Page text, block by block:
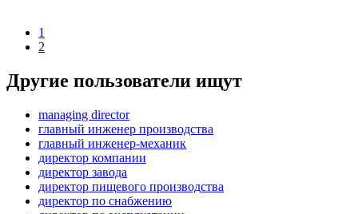
1
2
Другие пользователи ищут
managing director
главный инженер производства
главный инженер-механик
директор компании
директор завода
директор пищевого производства
директор по снабжению